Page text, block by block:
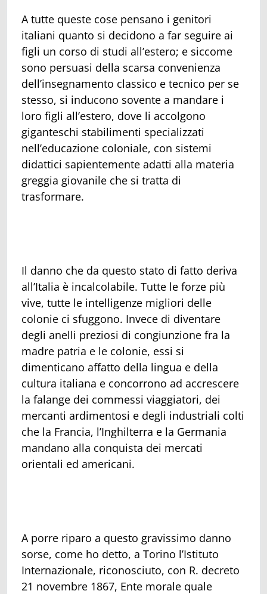
A tutte queste cose pensano i genitori
italiani quanto si decidono a far seguire ai
figli un corso di studi all’estero; e siccome
sono persuasi della scarsa convenienza
dell’insegnamento classico e tecnico per se
stesso, si inducono sovente a mandare i
loro figli all’estero, dove li accolgono
giganteschi stabilimenti specializzati
nell’educazione coloniale, con sistemi
didattici sapientemente adatti alla materia
greggia giovanile che si tratta di
trasformare.
Il danno che da questo stato di fatto deriva
all’Italia è incalcolabile. Tutte le forze più
vive, tutte le intelligenze migliori delle
colonie ci sfuggono. Invece di diventare
degli anelli preziosi di congiunzione fra la
madre patria e le colonie, essi si
dimenticano affatto della lingua e della
cultura italiana e concorrono ad accrescere
la falange dei commessi viaggiatori, dei
mercanti ardimentosi e degli industriali colti
che la Francia, l’Inghilterra e la Germania
mandano alla conquista dei mercati
orientali ed americani.
A porre riparo a questo gravissimo danno
sorse, come ho detto, a Torino l’Istituto
Internazionale, riconosciuto, con R. decreto
21 novembre 1867, Ente morale quale